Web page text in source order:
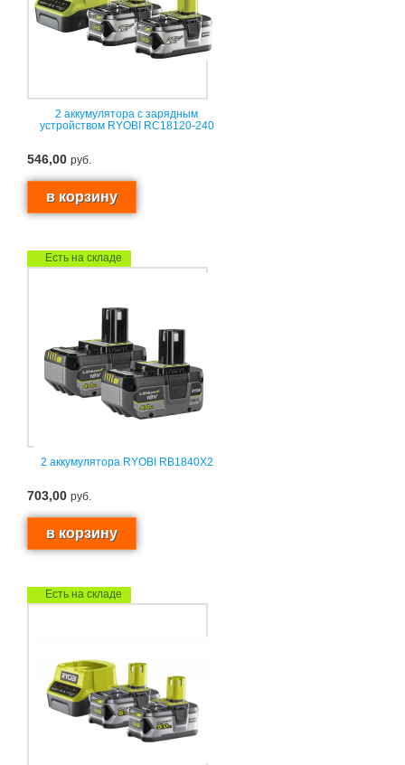
2 аккумулятора с зарядным
устройством RYOBI RC18120-240
546,00 руб.
Есть на складе
2 аккумулятора RYOBI RB1840X2
703,00 руб.
Есть на складе